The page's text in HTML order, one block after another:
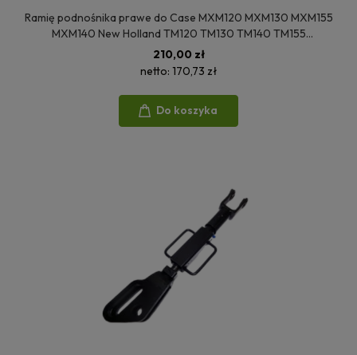
Ramię podnośnika prawe do Case MXM120 MXM130 MXM155
MXM140 New Holland TM120 TM130 TM140 TM155
82028089
210,00 zł
netto: 170,73 zł
Do koszyka